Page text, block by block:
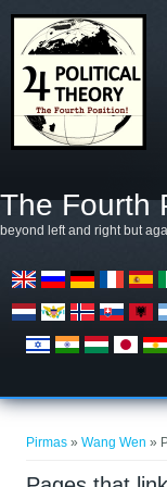
The Fourth
beyond left and right but
Pirmas »Wang Wen »